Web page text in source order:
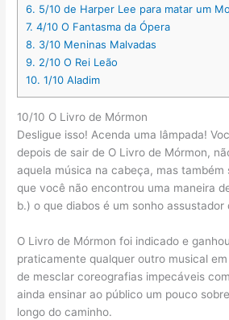
6. 5/10 de Harper Lee para matar um
7. 4/10 O Fantasma da Ópera
8. 3/10 Meninas Malvadas
9. 2/10 O Rei Leão
10. 1/10 Aladim
10/10 O Livro de Mórmon
Desligue isso! Acenda uma lâmpada!
depois de sair de O Livro de Mórmon,
aquela música na cabeça, mas também
que você não encontrou uma maneira
b.) o que diabos é um sonho assustador
O Livro de Mórmon foi indicado e
praticamente qualquer outro musical
de mesclar coreografias impecáveis
ainda ensinar ao público um pouco
longo do caminho.